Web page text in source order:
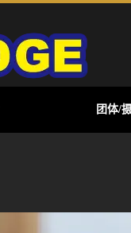
团体/